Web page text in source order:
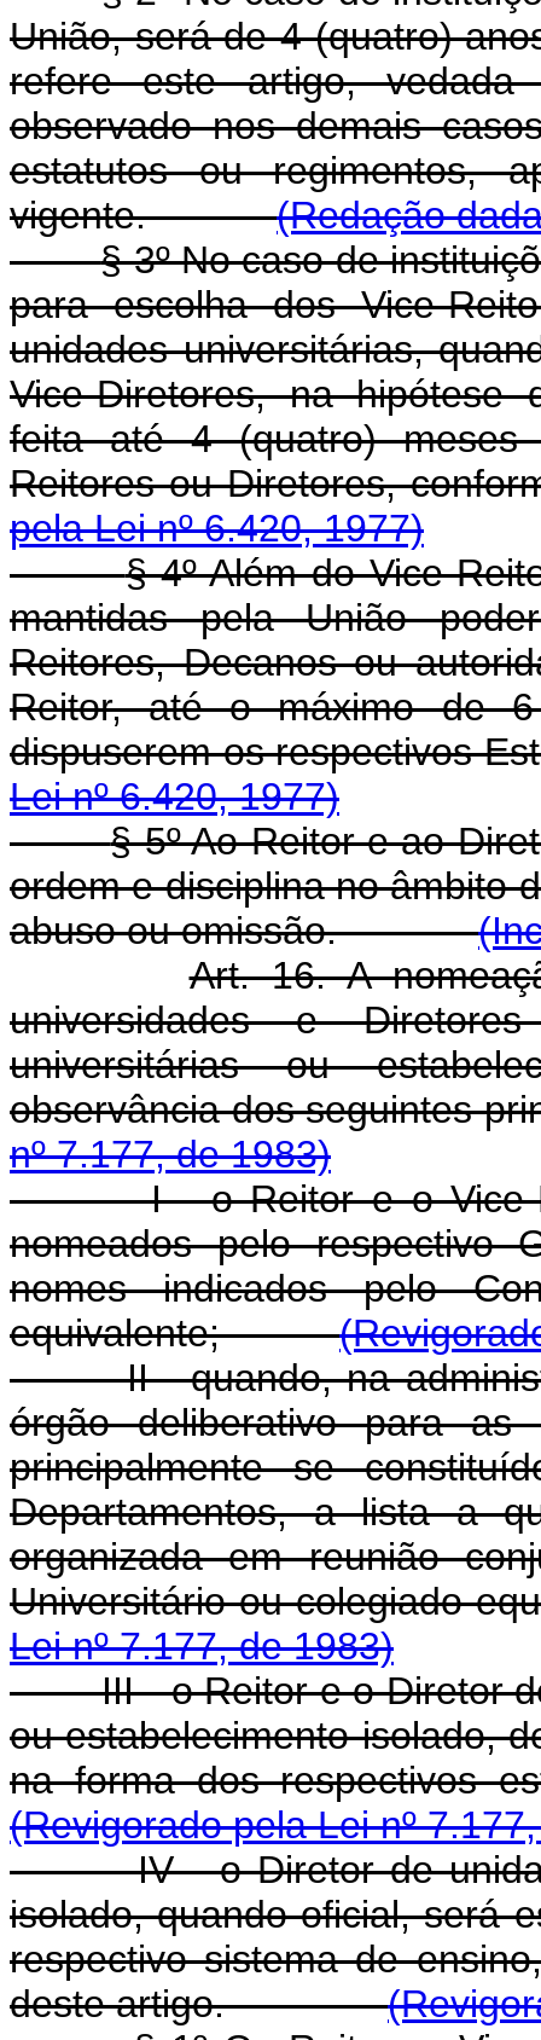
União, será de 4 (quatro)
refere este artigo,
observado nos demais
estatutos ou regimentos,
vigente.(Redação
§ 3º No caso de
para escolha dos Vice-
unidades universitárias,
Vice-Diretores, na hipótese
feita até 4 (quatro) meses
Reitores ou Diretores,
pela Lei nº 6.420, 1977)
§ 4º Além do Vice-
mantidas pela União
Reitores, Decanos ou
Reitor, até o máximo de 6
dispuserem os
Lei nº 6.420, 1977)
§ 5º Ao Reitor e ao
ordem e disciplina no âmbito
abuso ou omissão.
Art. 16. A
universidades e
universitárias ou
observância dos
nº 7.177, de 1983)
I - o Reitor e o Vice-
nomeados pelo respectivo
nomes indicados pelo
equivalente;
II - quando, na
órgão deliberativo para as
principalmente se
Departamentos, a lista a
organizada em reunião
Universitário ou
Lei nº 7.177, de 1983)
III - o Reitor e o Diretor de
ou estabelecimento isolado,
na forma dos
(Revigorado pela Lei nº
IV - o Diretor de unidade
isolado, quando oficial, será
respectivo sistema de
deste artigo.